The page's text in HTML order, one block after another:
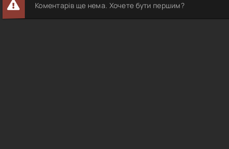
Коментарів ще нема. Хочете бути першим?